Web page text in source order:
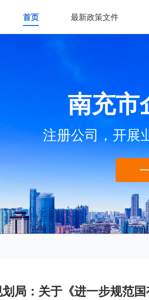
首页 最新政策文件
南充市
注册公司，开展
局：关于《进一步规范